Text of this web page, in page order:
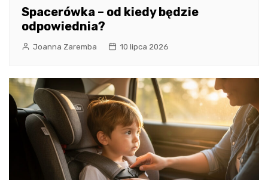
Spacerówka – od kiedy będzie
odpowiednia?
Joanna Zaremba 10 lipca 2026